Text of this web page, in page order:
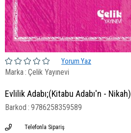
Yorum Yaz
Marka : Çelik Yayınevi
Evlilik Adabı;(Kitabu Adabı'n - Nikah)
Barkod : 9786258359589
Telefonla Sipariş